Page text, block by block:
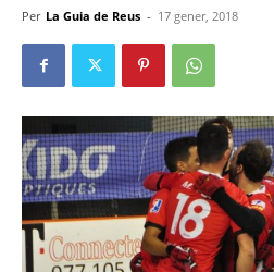
Per La Guia de Reus - 17 gener, 2018